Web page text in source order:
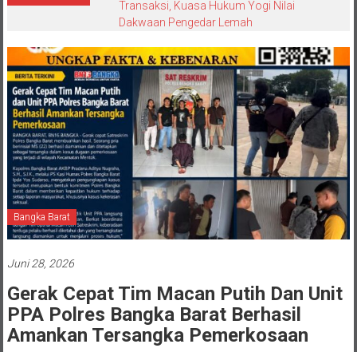
Transaksi, Kuasa Hukum Yogi Nilai
Dakwaan Pengedar Lemah
Bangka Barat
Juni 28, 2026
Gerak Cepat Tim Macan Putih Dan Unit
PPA Polres Bangka Barat Berhasil
Amankan Tersangka Pemerkosaan